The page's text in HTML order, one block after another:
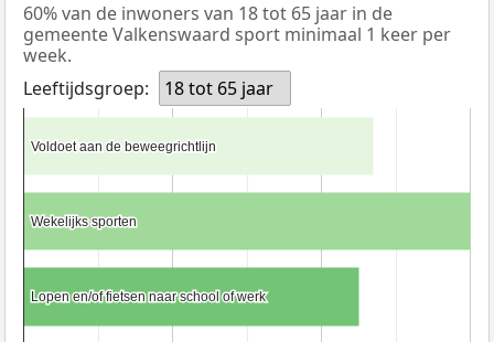
60% van de inwoners van 18 tot 65 jaar in de
gemeente Valkenswaard sport minimaal 1 keer per
week.
Leeftijdsgroep:
18 tot 65 jaar
Voldoet aan de beweegrichtlijn
Voldoet aan de beweegrichtlijn
Wekelijks sporten
Wekelijks sporten
Lopen en/of fietsen naar school of werk
Lopen en/of fietsen naar school of werk